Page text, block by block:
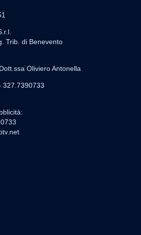
Trib. di Benevento
Oliviero Antonella
327.7390733